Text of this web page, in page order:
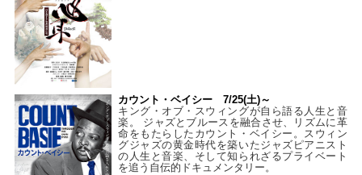
カウント・ベイシー 7/25(土)～
キング・オブ・スウィングが自ら語る人生と音
楽。 ジャズとブルースを融合させ、リズムに革
命をもたらしたカウント・ベイシー。スウィン
グジャズの黄金時代を築いたジャズピアニスト
の人生と音楽、そして知られざるプライベート
を追う自伝的ドキュメンタリー。